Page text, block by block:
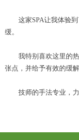
这家SPA让我体验到
缓。
我特别喜欢这里的热
张点，并给予有效的缓解
技师的手法专业，力